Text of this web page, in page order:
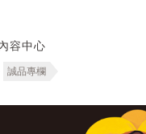
容中心
誠品專欄